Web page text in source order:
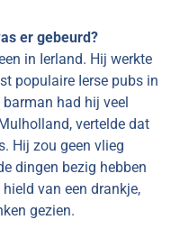
er gebeurd?
in Ierland. Hij werkte
populaire Ierse pubs in
had hij veel
vertelde dat
Hij zou geen vlieg
dingen bezig hebben
van een drankje,
gezien.